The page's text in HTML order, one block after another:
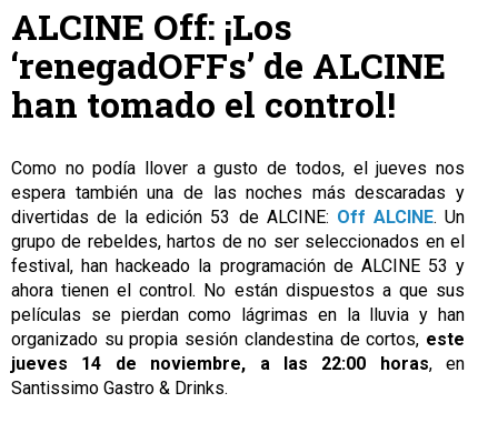
ALCINE Off: ¡Los
‘renegadOFFs’ de ALCINE
han tomado el control!
Como no podía llover a gusto de todos, el jueves nos
espera también una de las noches más descaradas y
divertidas de la edición 53 de ALCINE: Off ALCINE. Un
grupo de rebeldes, hartos de no ser seleccionados en el
festival, han hackeado la programación de ALCINE 53 y
ahora tienen el control. No están dispuestos a que sus
películas se pierdan como lágrimas en la lluvia y han
organizado su propia sesión clandestina de cortos, este
jueves 14 de noviembre, a las 22:00 horas, en
Santissimo Gastro & Drinks.